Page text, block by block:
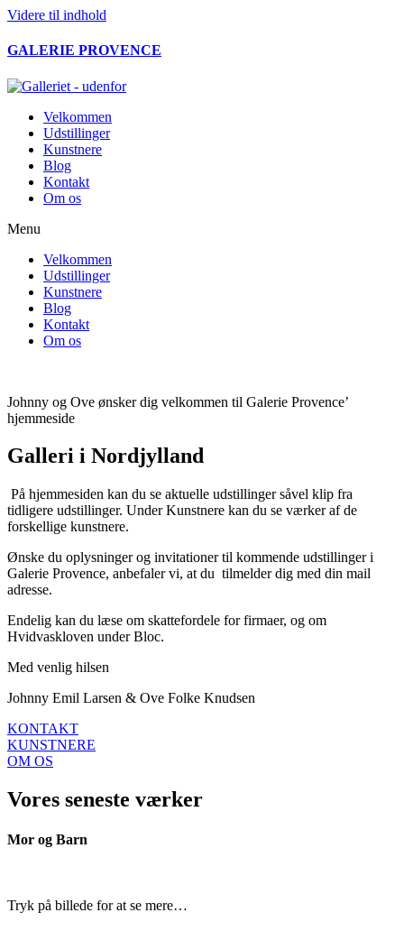
Videre til indhold
GALERIE PROVENCE
Velkommen
Udstillinger
Kunstnere
Blog
Kontakt
Om os
Menu
Velkommen
Udstillinger
Kunstnere
Blog
Kontakt
Om os
Johnny og Ove ønsker dig velkommen til Galerie Provence’
hjemmeside
Galleri i Nordjylland
På hjemmesiden kan du se aktuelle udstillinger såvel klip fra
tidligere udstillinger. Under Kunstnere kan du se værker af de
forskellige kunstnere.
Ønske du oplysninger og invitationer til kommende udstillinger i
Galerie Provence, anbefaler vi, at du tilmelder dig med din mail
adresse.
Endelig kan du læse om skattefordele for firmaer, og om
Hvidvaskloven under Bloc.
Med venlig hilsen
Johnny Emil Larsen & Ove Folke Knudsen
KONTAKT
KUNSTNERE
OM OS
Vores seneste værker
Mor og Barn
Tryk på billede for at se mere…